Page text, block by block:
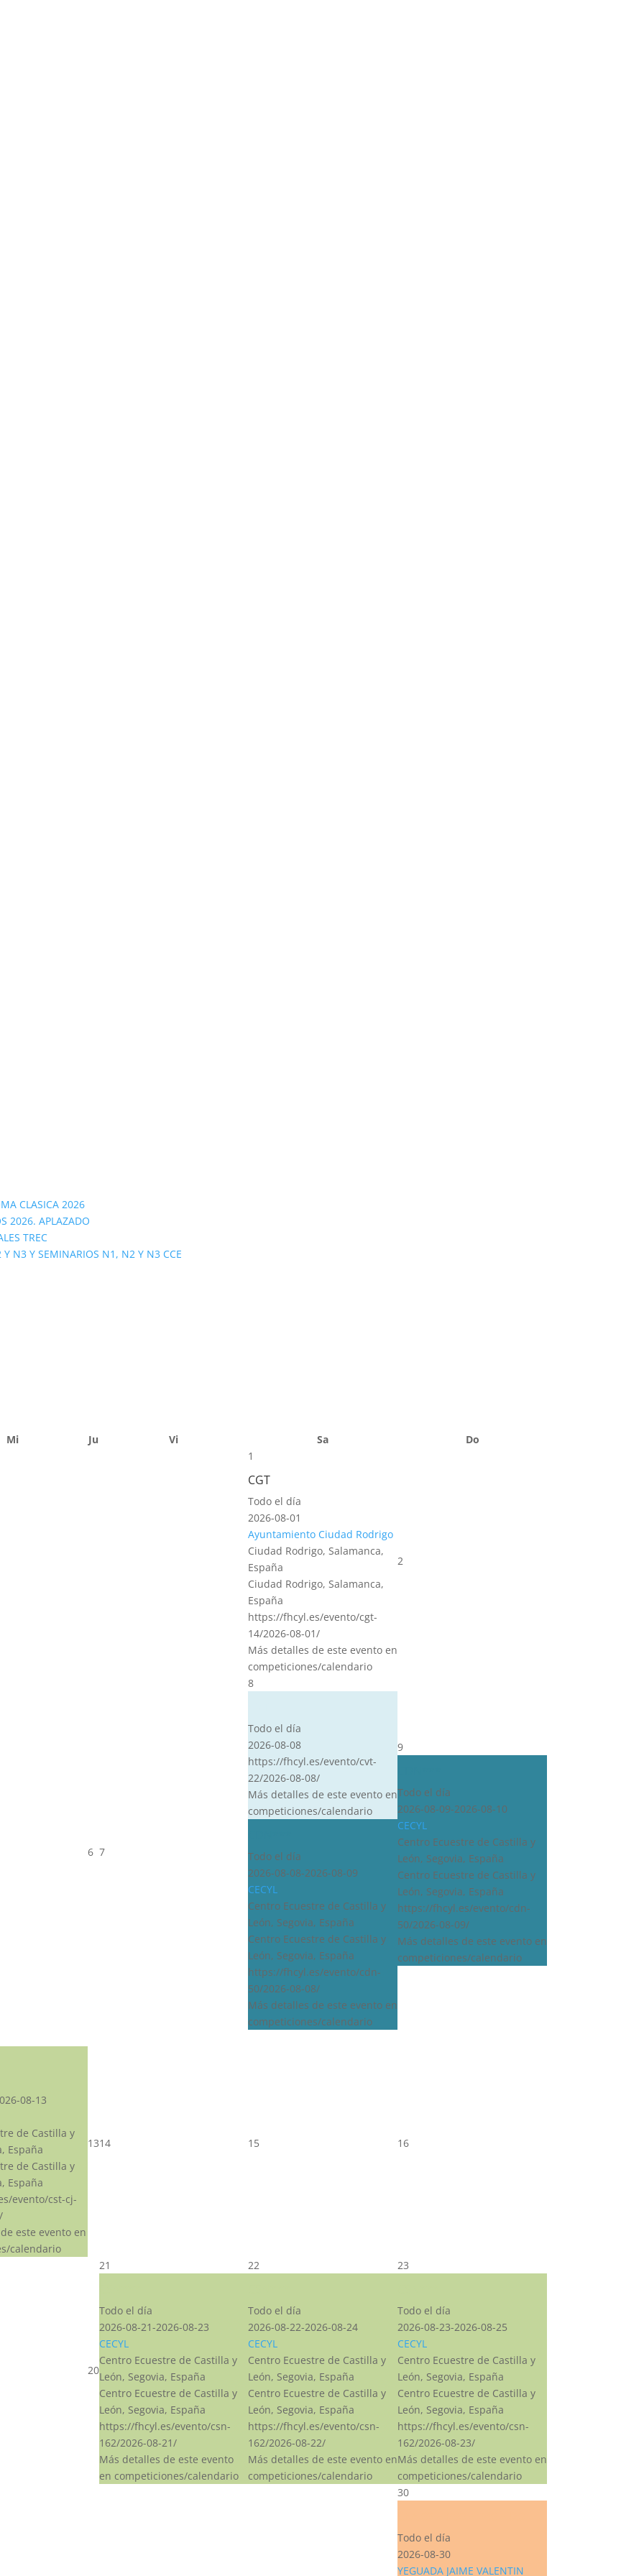
CLASICA 2026
2026. APLAZADO
TREC
N3 Y SEMINARIOS N1, N2 Y N3 CCE
Mi Ju Vi Sa
Do
1
CGT
Todo el día
2026-08-01
Ayuntamiento Ciudad Rodrigo
Ciudad Rodrigo, Salamanca,
España
Ciudad Rodrigo, Salamanca,
España
https://fhcyl.es/evento/cgt-
14/2026-08-01/
Más detalles de este evento en
competiciones/calendario
2
6 7
8
Todo el día
2026-08-08
https://fhcyl.es/evento/cvt-
22/2026-08-08/
Más detalles de este evento en
competiciones/calendario
Todo el día
2026-08-08-2026-08-09
CECYL
Centro Ecuestre de Castilla y
León, Segovia, España
Centro Ecuestre de Castilla y
León, Segovia, España
https://fhcyl.es/evento/cdn-
50/2026-08-08/
Más detalles de este evento en
competiciones/calendario
9
Todo el día
2026-08-09-2026-08-10
CECYL
Centro Ecuestre de Castilla y
León, Segovia, España
Centro Ecuestre de Castilla y
León, Segovia, España
https://fhcyl.es/evento/cdn-
50/2026-08-09/
Más detalles de este evento en
competiciones/calendario
08-13
de Castilla y
España
de Castilla y
España
evento/cst-cj-
este evento en
calendario
1314 15 16
20
21
Todo el día
2026-08-21-2026-08-23
CECYL
Centro Ecuestre de Castilla y
León, Segovia, España
Centro Ecuestre de Castilla y
León, Segovia, España
https://fhcyl.es/evento/csn-
162/2026-08-21/
Más detalles de este evento
en competiciones/calendario
22
Todo el día
2026-08-22-2026-08-24
CECYL
Centro Ecuestre de Castilla y
León, Segovia, España
Centro Ecuestre de Castilla y
León, Segovia, España
https://fhcyl.es/evento/csn-
162/2026-08-22/
Más detalles de este evento en
competiciones/calendario
23
Todo el día
2026-08-23-2026-08-25
CECYL
Centro Ecuestre de Castilla y
León, Segovia, España
Centro Ecuestre de Castilla y
León, Segovia, España
https://fhcyl.es/evento/csn-
162/2026-08-23/
Más detalles de este evento en
competiciones/calendario
30
Todo el día
2026-08-30
YEGUADA JAIME VALENTIN